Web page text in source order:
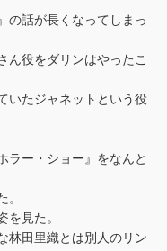
の話が長くなってしまっ
ん役をダリンはやったこ
いたジャネットという役
ラー・ショー』をなんと
見た。
林田里織とは別人のリン